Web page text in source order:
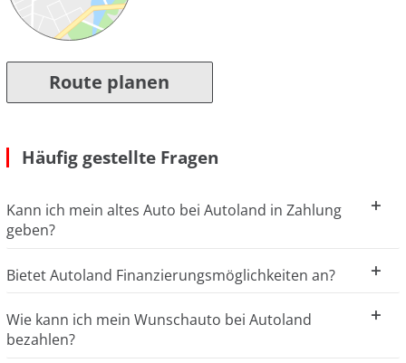
Route planen
Häufig gestellte Fragen
Kann ich mein altes Auto bei Autoland in Zahlung
geben?
Bietet Autoland Finanzierungsmöglichkeiten an?
Wie kann ich mein Wunschauto bei Autoland
bezahlen?